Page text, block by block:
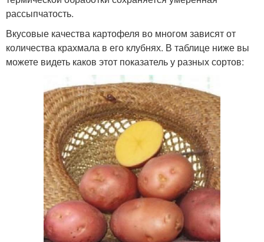
рассыпчатость.
Вкусовые качества картофеля во многом зависят от
количества крахмала в его клубнях. В таблице ниже вы
можете видеть каков этот показатель у разных сортов: